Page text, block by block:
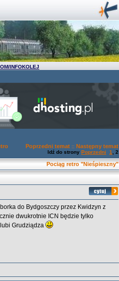
INFOKOLEJ
Poprzedni temat :: Następny temat
Idź do strony Poprzedni 1 2
Pociąg retro "Nieśpieszny"
do Bydgoszczy przez Kwidzyn z
dwukrotnie ICN będzie tylko
Grudziądza